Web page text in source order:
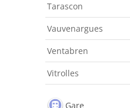
Tarascon
Vauvenargues
Ventabren
Vitrolles
Gare